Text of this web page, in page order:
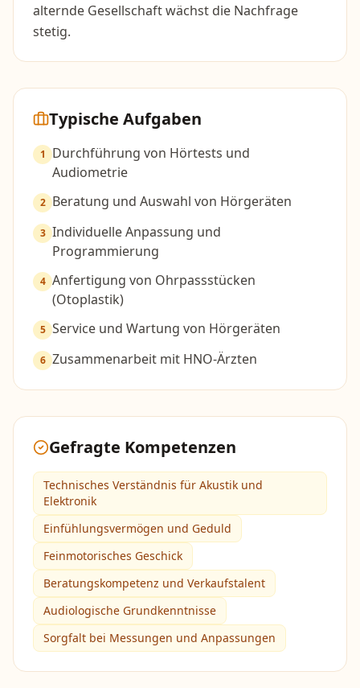
alternde Gesellschaft wächst die Nachfrage
stetig.
Typische Aufgaben
1
Durchführung von Hörtests und
Audiometrie
2 Beratung und Auswahl von Hörgeräten
3 Individuelle Anpassung und
Programmierung
4 Anfertigung von Ohrpassstücken
(Otoplastik)
5 Service und Wartung von Hörgeräten
6 Zusammenarbeit mit HNO-Ärzten
Gefragte Kompetenzen
Technisches Verständnis für Akustik und
Elektronik
Einfühlungsvermögen und Geduld
Feinmotorisches Geschick
Beratungskompetenz und Verkaufstalent
Audiologische Grundkenntnisse
Sorgfalt bei Messungen und Anpassungen